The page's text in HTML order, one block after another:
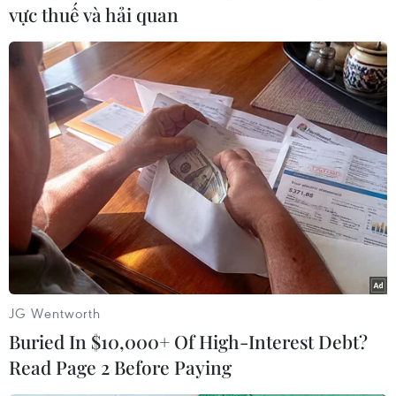
#Afghanistan #Hamid Karzai
#Taliban
#Đàm phán
#Hòa bình #Tình báo
Hòa Bình
vực thuế và hải quan
JG Wentworth
Buried In $10,000+ Of High-Interest Debt?
Read Page 2 Before Paying